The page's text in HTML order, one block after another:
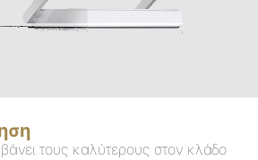
τους καλύτερους στον κλάδο